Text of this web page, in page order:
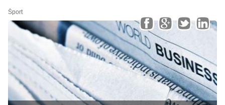
Šport